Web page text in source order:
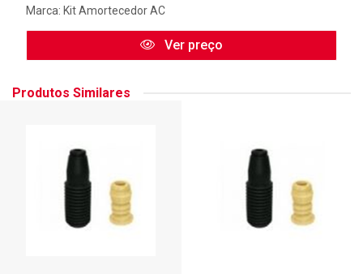
Marca: Kit Amortecedor AC
Ver preço
Produtos Similares